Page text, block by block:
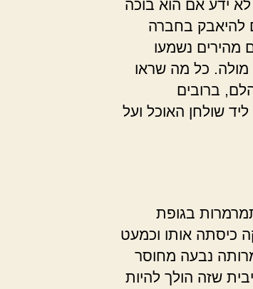
לא ידע אם הוא בוכה
להיאבק בחברה
נשמעו
מולה. כל מה שראו
ברובים
שולחן האוכל ועל
בגופת
כיסתה אותו וכמעט
נבעה מחוסר
שזה הולך להיות